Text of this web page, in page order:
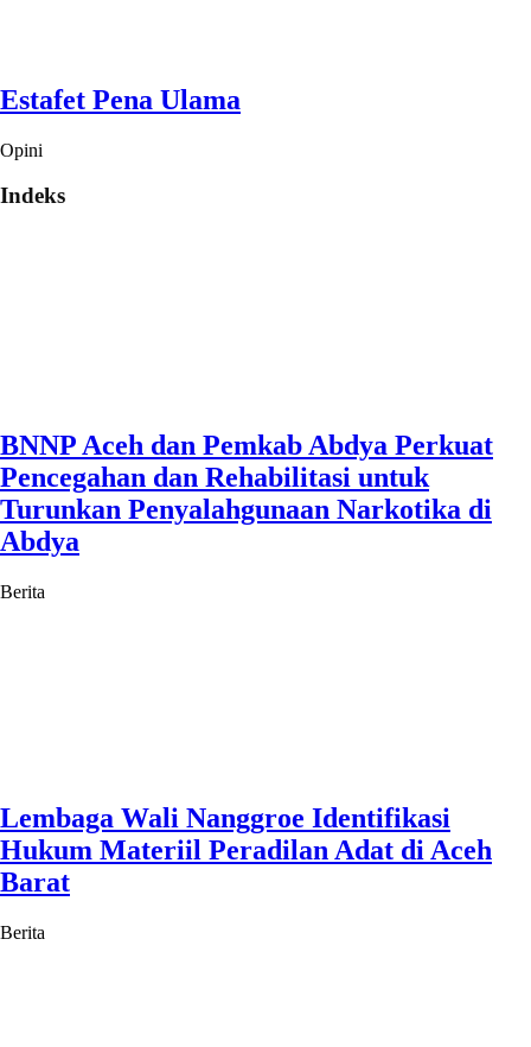
Estafet Pena Ulama
Opini
Indeks
BNNP Aceh dan Pemkab Abdya Perkuat
Pencegahan dan Rehabilitasi untuk
Turunkan Penyalahgunaan Narkotika di
Abdya
Berita
Lembaga Wali Nanggroe Identifikasi
Hukum Materiil Peradilan Adat di Aceh
Barat
Berita